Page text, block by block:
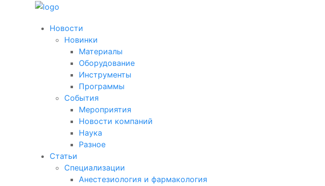
Новости
Новинки
Материалы
Оборудование
Инструменты
Программы
События
Мероприятия
Новости компаний
Наука
Разное
Статьи
Специализации
Анестезиология и фармакология